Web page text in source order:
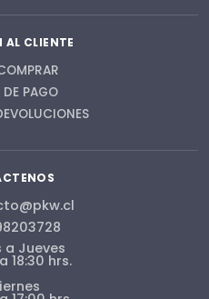
CLIENTE
DE PAGO
a Jueves
18:30 hrs.